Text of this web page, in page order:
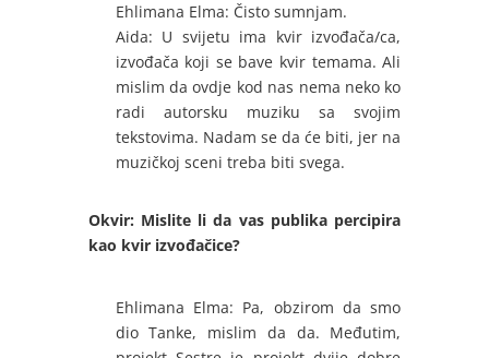
Ehlimana Elma: Čisto sumnjam.
Aida: U svijetu ima kvir izvođača/ca,
izvođača koji se bave kvir temama. Ali
mislim da ovdje kod nas nema neko ko
radi autorsku muziku sa svojim
tekstovima. Nadam se da će biti, jer na
muzičkoj sceni treba biti svega.
Okvir: Mislite li da vas publika percipira
kao kvir izvođačice?
Ehlimana Elma: Pa, obzirom da smo
dio Tanke, mislim da da. Međutim,